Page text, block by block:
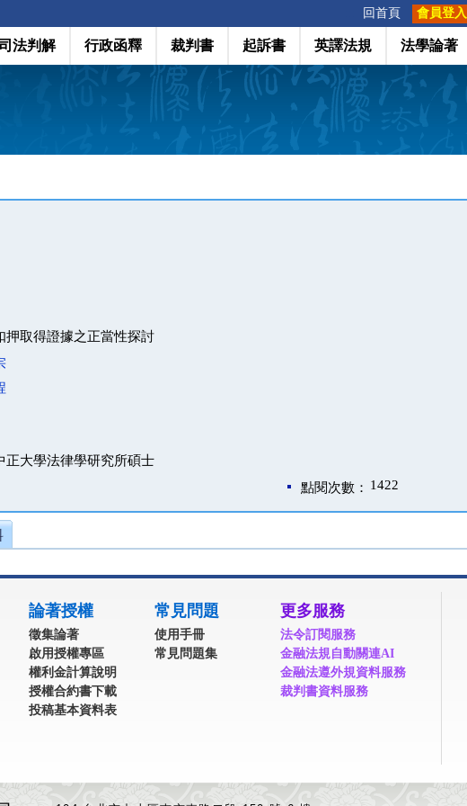
回首頁 會員登入
法判解 行政函釋 裁判書 起訴書 英譯法規 法學論著
押取得證據之正當性探討
正大學法律學研究所碩士
點閱次數： 1422
論著授權
徵集論著
啟用授權專區
權利金計算說明
授權合約書下載
投稿基本資料表
常見問題
使用手冊
常見問題集
更多服務
法令訂閱服務
金融法規自動關連AI
金融法遵外規資料服務
裁判書資料服務